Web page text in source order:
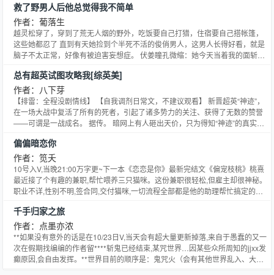
这只猎豹疯了？？？ 网友3：嘤嘤怪你在干什么！ 网友4：笑死我了哈哈哈哈
哈！ 紧接着网友们发现这个女人的微博不简单： 群鲸戏舞，狐狸排队眨眼，狮
虎友好碰头——珍奇罕见的野生动物们不一样的生活，外加世间奇观景物，牢
牢俘获众人的心。 于是天天守着手机等着苏絮发微博。 绝地翻盘，再回巅峰。
苏絮：“关爱野生动物生存环境，保持距离，敬畏自然，世界和平。” 不久之
后，她又添了一句：“偷猎者死！” - 人美心善演技超强·女主x万兽之王世间行者·
男主 苏爽甜脆/狗血 作者放飞自我本小说网提供归山玉著作的从天而降的一亿
颗星最新章节，从天而降的一亿颗星全文免费阅读，从天而降的一亿颗星无弹
窗清爽阅读体验！
曰：折磨极品一个,造福他人许多！世界一：软饭男的大男子主义系统（年代）
大男子主义系统：去！浴血疆场,顶天立地,干出一番大事业！周学成：？？？你
觉得我为什么被叫软饭男？世界二：重男轻女男的女儿奴系统（年代）女儿奴
系统：去！做女儿们最坚强的后盾,最安稳的港湾,最忠诚的奴仆！杨定：？？？
我看你像奴仆！你全家都像奴仆！世界三：恶婆婆的好婆婆系统（年代）好婆
马老太：呔！老娘不干！系统：那就扣私房钱！马老太：呔！黑莲花的日行一
善系统（古代）日行一善：我们要做个好人！文思雅：知道了,说好话做好事存
好心。（后果我不保证）好吃懒做男的种田系统（古代）种田系统：好吃懒做
可耻！给我起来！去种出未来,种出希望,种出光明！何增光：为什么种出来的未
来希望和光明都是我那逆子的！权欲熏心女的恋爱脑系统（古代）恋爱脑系
统：啊,宿主,他好爱你！快,告诉他,你也爱他！裴琳琅：那他比较适合你,我想搞
事业。【反派宿主们：得到八字不合的系统后,被我渣过的人们都走上了人生巅
峰】阅读指南：1）主线就是让极品系统去虐极品反派,负负得正；通过威逼利
诱胁迫奇葩做任务,造福他人,所以本文又名：人渣变形计2）大部分世界里的主
角都是普通人,尤其是年代文里的,且是极品,反派,奇葩。喜欢看到他们受挫的可
入,介意者慎入；3）配角们也都是普通人,并不脸谱化,有善心也有私心,冲突估
计不会大,我想写的是属于小老百姓的童话；4）每个世界根据主角背景,设定,适
当加入了一些感情戏,但不多。也可以当无cp来看。群像。5）年代文世界无相
关联,古代世界番外有所关联,如果能一起看,应该会有点惊喜保证每天三千不断
更！怎么也不断更。预收下本新文：《醒掌天下权（女帝）》史记漫漫,人杰无
数。有人说,史书中轻描淡写的寥寥几句,往往就是某位惊才艳绝者,波澜壮阔的
一生。承天女帝钟离婉,有幸占得三页整。她生于皇族,却因生母位卑而不受重
视。直到十七岁那年一场政变,被作为傀儡推上皇位。却阴差阳错得了一众贤臣
救了野男人后他总觉得我不简单
作者：葡落生
越灵松穿了，穿到了荒无人烟的野外，吃饭要自己打猎，住宿要自己搭帐篷，
这些她都忍了 直到有天她捡到个半死不活的俊俏男人，这男人长得好看，就是
脑子不太正常，好像有被迫害妄想症。 伏姜瞳孔微缩：她今天当着我的面斩杀
擦擦溅到脸上的鹿血：这种鹿肉质太细嫩了吧，适合现烤现杀。 伏姜：我不
信，她昨日手里拿着死无全尸的碧磷豚，目含精光神情莫测，定是在思索如何
将我剥皮抽骨！ 越灵松舔唇回味：这破地方没有污染，鱼肉倒是嫩滑，烤鱼太
好吃了吧。 伏姜不屑鄙夷：她竟然在我洗澡时故意闯入，妄图行使美人计，休
想得逞！ 越灵松猛翻白眼：敲你麻！这池子我先来的，到底是谁在使美人
—————————————————— 接档文《驸马掌中娇》 【落魄心机美
人面冷心热俏将军】 声势威赫的安南侯府一朝倾覆， 覆巢之下，安有完卵。
傅云亭身为侯府不受宠的庶女，尚未享受多少侯府的荣光，就被流放边疆。 途
中遇上劫匪，被一位神色冷厉的将军救了。 傅云亭捏紧衣袖，朝那面容冷峻的
将军盈盈下拜。 “救命之恩，奴愿以身报之。” 将军冷漠的眼神中闪过一丝波
动，傅云亭知道自己赌赢了。 自此芙蓉帐内红被翻浪携云挈雨，将军冷峻的眉
眼一点点化开，成了傅云亭最喜爱的模样。 直至将军带她回到京城，众人尊敬
的称他， “驸马！” 傅云亭这才恍然，原来她的命是真的不好，竟做了长公主驸
马的外室！ 自此，驸马的温情成了最要命的催命符。 —— 预收文《修二代只
想咸鱼》 景月杉穿书了，成了一本古早修仙文的炮灰工具人，就爱跟女主对着
干，最后不负众望的gg了。 景月杉穿过来的时机刚刚好，正是女主日天日地各
种机缘拿到手软的时候. 她看看自己手里的牌，立马躺平了， 开什么玩笑，父
总有超英试图攻略我[综英美]
作者：八下芽
【排雷：全程没剧情线】 【自我调剂日常文，不建议观看】 新晋超英“神迹”，
在一场大战中复活了所有的死者，引起了诸多势力的关注、获得了无数的赞誉
——可谓是一战成名。 据传。 暗网上有人砸出天价，只为得知“神迹”的真实身
力。 某教授：你愿意成为大家的第二道保险吗？ 某铁罐：多少钱能招到你？
然而，大战过后，“神迹”便失去了音讯。 - 中城高中来了个转学生。 相貌精致
至极，且体弱多病，像是童话故事里的精灵。性格却又冷又凶，是个敢在考场
上交白卷的狼人，一副“社会渣滓预备役”的模样。 光看表面，谁都想不到——
这位浑身上下都散发着“滚远点”、“别靠近我”、“再看揍你”的气息的少年，是一
我，独狼，勿cue# #全世界都在扒我马甲# ※万人迷/团宠/治愈系苏文，结局和
小虫1v1 ※综超英、叉汉子、神探等等 ※男主混沌（划重点）善良本小说网提供
八下芽著作的总有超英试图攻略我[综英美]最新章节，总有超英试图攻略我[综
英美]全文免费阅读，总有超英试图攻略我[综英美]无弹窗清爽阅读体验！
偏偏暗恋你
作者：笕夭
10号入V,当晚21:00万字更~下一本《恋恋是你》最新完结文《偏宠枝桃》桃熹
最近接了个有趣的兼职,帮忙喂养三只猫咪。这份兼职很轻松,但雇主却很神秘。
职业不详,性别不明,签合同,交付猫咪,一切流程全部都是他的助理帮忙搞定的。
这位雇主商怀倾,竟然是早之前她去看心理医生,打开门看到的陌生男人。那天相
遇的画面桃熹一直藏在心底。日光晃眼间,男人的眉眼如画,气质矜贵,好看到让
人移不开眼。那瞬间,天地沦陷,桃熹只觉心里恍然一空。-后来商怀倾去看他的
猫咪时,被一场大雨困在了桃熹的家里。只得蹭了顿晚饭。再后来商怀倾只要有
空就会去桃熹家看他的猫咪,还故意赖到饭点儿。许是觉得桃熹将他的猫咪养得
千手归家之旅
作者：点墨亦浓
**如果没有意外的话是在10/23日V,当天会有超大量更新掉落,来自于愚蠢的又一
次在假期找编编的作者留****斩鬼已经结束,某咒世界…因某些众所周知的jjxx发
癫原因,会自由发挥。**世界目前的顺序是：鬼咒火（会有其他世界乱入、大